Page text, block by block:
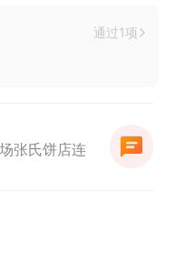
通过1项
张氏饼店连